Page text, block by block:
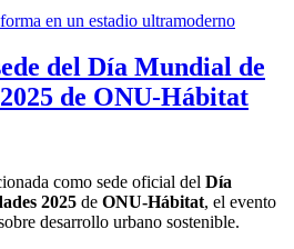
del Día Mundial de
de ONU-Hábitat
como sede oficial del Día
2025 de ONU-Hábitat, el evento
desarrollo urbano sostenible.